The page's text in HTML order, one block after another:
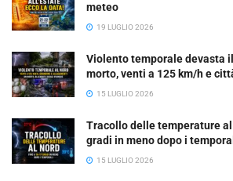
meteo
19 LUGLIO 2026
Violento temporale devasta
morto, venti a 125 km/h e
15 LUGLIO 2026
Tracollo delle temperature
gradi in meno dopo i
15 LUGLIO 2026